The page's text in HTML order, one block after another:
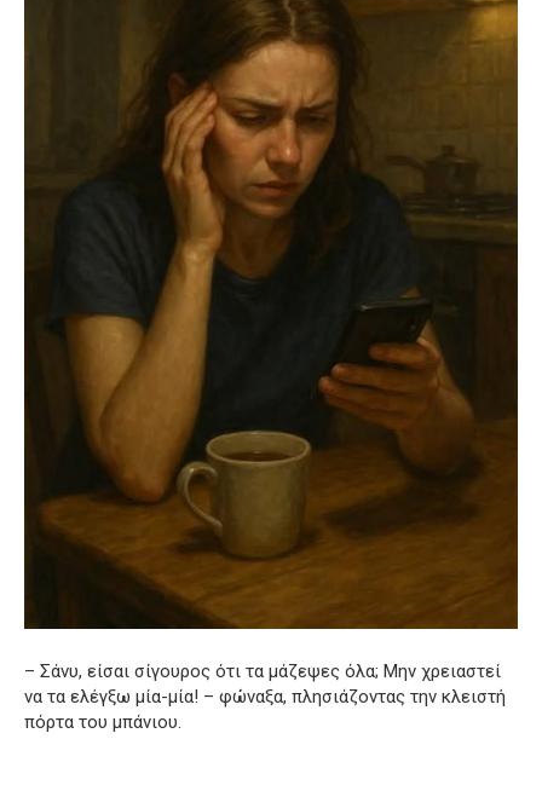
– Σάνυ, είσαι σίγουρος ότι τα μάζεψες όλα; Μην χρειαστεί
να τα ελέγξω μία-μία! – φώναξα, πλησιάζοντας την κλειστή
πόρτα του μπάνιου.